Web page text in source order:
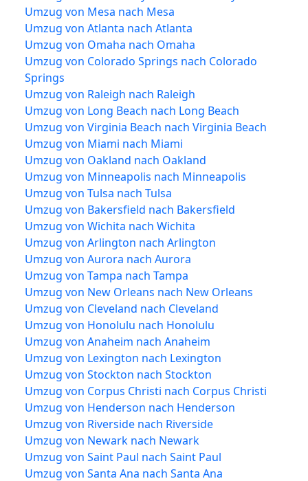
Umzug von Mesa nach Mesa
Umzug von Atlanta nach Atlanta
Umzug von Omaha nach Omaha
Umzug von Colorado Springs nach Colorado
Springs
Umzug von Raleigh nach Raleigh
Umzug von Long Beach nach Long Beach
Umzug von Virginia Beach nach Virginia Beach
Umzug von Miami nach Miami
Umzug von Oakland nach Oakland
Umzug von Minneapolis nach Minneapolis
Umzug von Tulsa nach Tulsa
Umzug von Bakersfield nach Bakersfield
Umzug von Wichita nach Wichita
Umzug von Arlington nach Arlington
Umzug von Aurora nach Aurora
Umzug von Tampa nach Tampa
Umzug von New Orleans nach New Orleans
Umzug von Cleveland nach Cleveland
Umzug von Honolulu nach Honolulu
Umzug von Anaheim nach Anaheim
Umzug von Lexington nach Lexington
Umzug von Stockton nach Stockton
Umzug von Corpus Christi nach Corpus Christi
Umzug von Henderson nach Henderson
Umzug von Riverside nach Riverside
Umzug von Newark nach Newark
Umzug von Saint Paul nach Saint Paul
Umzug von Santa Ana nach Santa Ana